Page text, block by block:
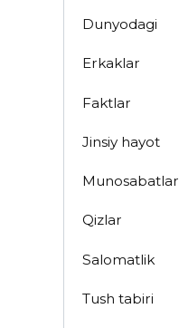
Dunyodagi
Erkaklar
Faktlar
Jinsiy hayot
Munosabatlar
Qizlar
Salomatlik
Tush tabiri